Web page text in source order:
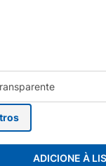
ADICIONE À